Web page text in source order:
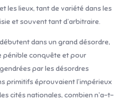
les lieux, tant de variété dans les
et souvent tant d’arbitraire.
dans un grand désordre,
pénible conquête et pour
par les désordres
primitifs éprou­vaient l’impérieux
cités nationales, combien n’a-t-